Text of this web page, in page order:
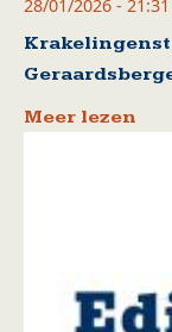
28/01/2026 - 21:31
Meer lezen